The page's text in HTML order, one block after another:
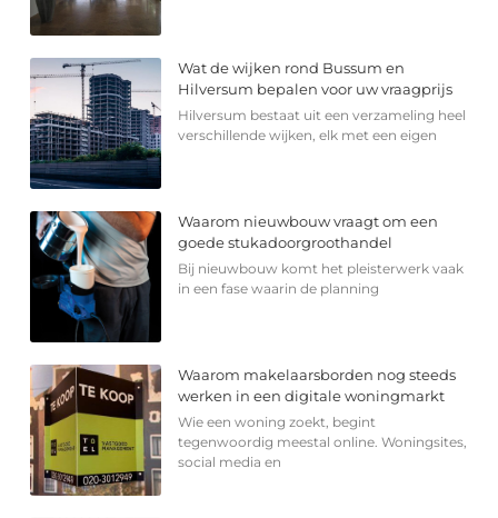
Wat de wijken rond Bussum en
Hilversum bepalen voor uw vraagprijs
Hilversum bestaat uit een verzameling heel
verschillende wijken, elk met een eigen
Waarom nieuwbouw vraagt om een
goede stukadoorgroothandel
Bij nieuwbouw komt het pleisterwerk vaak
in een fase waarin de planning
Waarom makelaarsborden nog steeds
werken in een digitale woningmarkt
Wie een woning zoekt, begint
tegenwoordig meestal online. Woningsites,
social media en